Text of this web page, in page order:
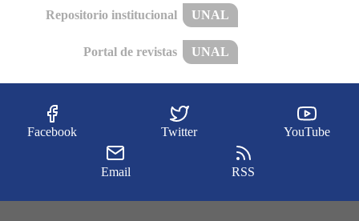
Repositorio institucional UNAL
Portal de revistas UNAL
Facebook Twitter YouTube
Email RSS